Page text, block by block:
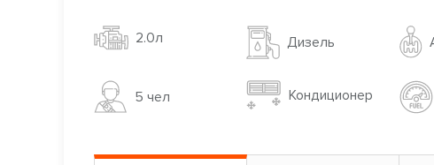
2.0л Дизель
5 чел Кондиционер